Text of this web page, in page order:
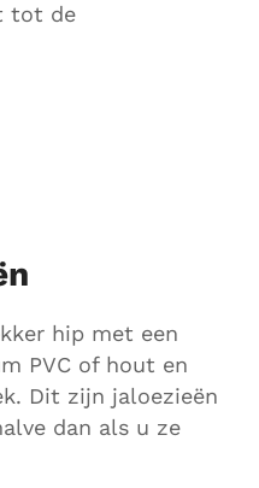
tot de
hip met een
PVC of hout en
Dit zijn jaloezieën
dan als u ze